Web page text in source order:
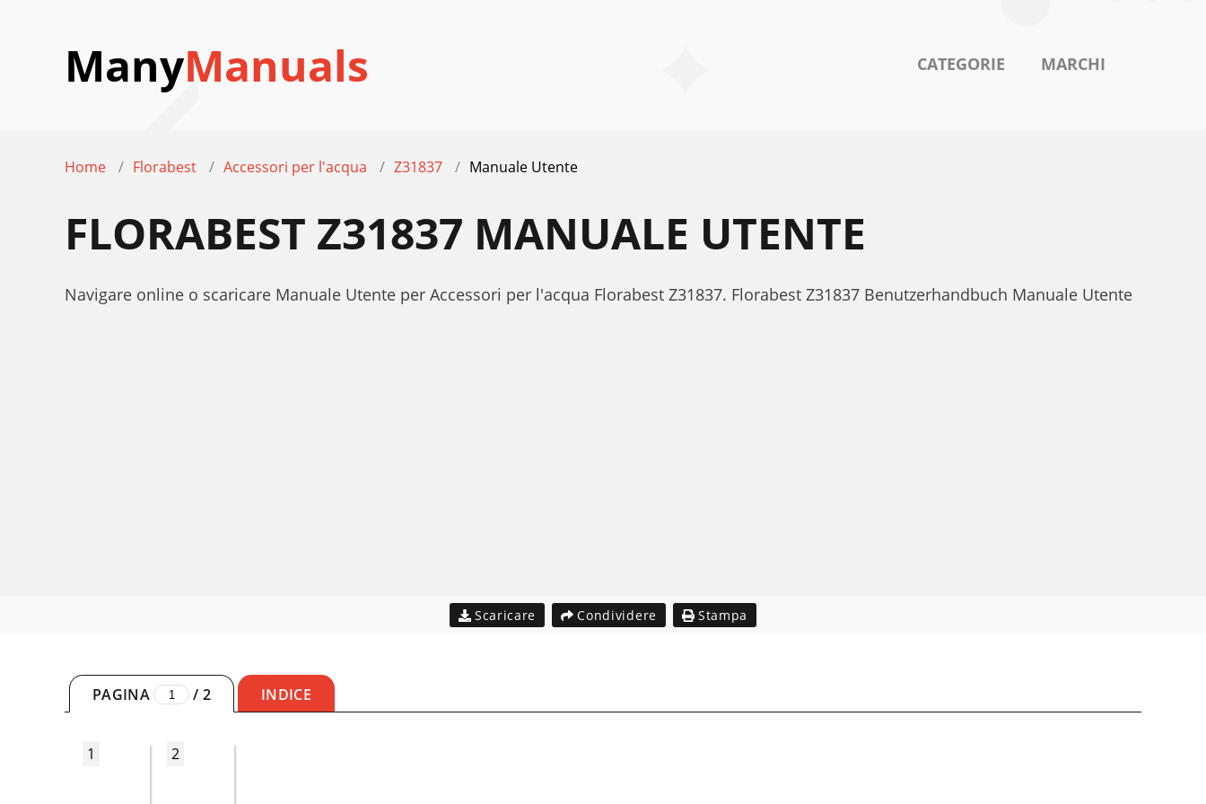
ManyManuals CATEGORIE MARCHI
Home Florabest Accessori per l'acqua Z31837 Manuale Utente
FLORABEST Z31837 MANUALE UTENTE
Navigare online o scaricare Manuale Utente per Accessori per l'acqua Florabest Z31837. Florabest Z31837 Benutzerhandbuch Manuale Utente
Scaricare Condividere Stampa
PAGINA / 2 INDICE
1 2